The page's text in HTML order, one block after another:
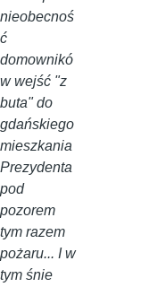
nieobecnoś
ć
domownikó
w wejść "z
buta" do
gdańskiego
mieszkania
Prezydenta
pod
pozorem
tym razem
pożaru... I w
tym śnie